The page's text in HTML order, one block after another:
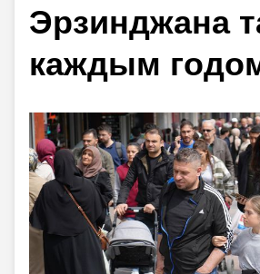
Эрзинджана
каждым